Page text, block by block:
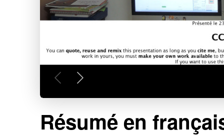
Résumé en